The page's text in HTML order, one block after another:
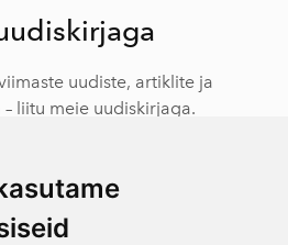
uudiste, artiklite ja
liitu meie uudiskirjaga.
Liitu